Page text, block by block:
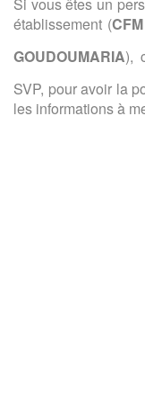
établissement (
GOUDOUMARIA),
SVP, pour avoir la
les informations à